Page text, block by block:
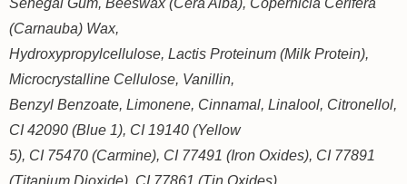
(Carnauba) Wax,
Hydroxypropylcellulose, Lactis Proteinum (Milk Protein),
Microcrystalline Cellulose, Vanillin,
Benzyl Benzoate, Limonene, Cinnamal, Linalool, Citronellol,
CI 42090 (Blue 1), CI 19140 (Yellow
5), CI 75470 (Carmine), CI 77491 (Iron Oxides), CI 77891
(Titanium Dioxide), CI 77861 (Tin Oxides).